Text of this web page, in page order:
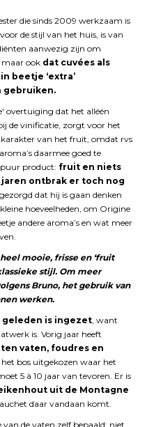
die sinds 2009 werkzaam is
de stijl van het huis, is van
aanwezig zijn om
ook dat cuvées als
beetje ‘extra’
gebruiken.
overtuiging dat het alléén
de vinificatie, zorgt voor het
van het fruit, omdat rvs
daarmee goed te
product: fruit en niets
ontbrak er toch nog
dat hij is gaan denken
hoeveelheden, om Origine
andere aroma’s en wat meer
mooie, frisse en ‘fruit
stijl. Om meer
Bruno, het gebruik van
werken.
is ingezet, want
is. Vorig jaar heeft
vaten, foudres en
het bos uitgekozen waar het
5 à 10 jaar van tevoren. Er is
uit de Montagne
daar vandaan komt.
de vaten zelf bepaald: niet